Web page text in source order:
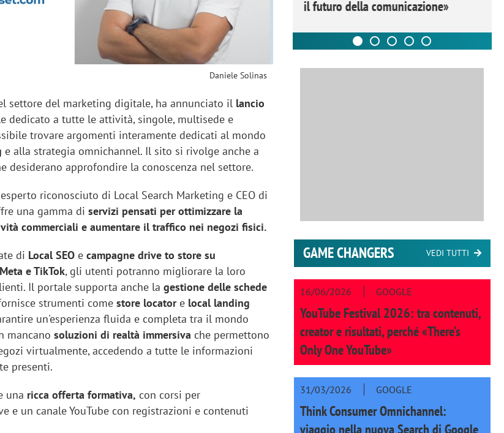
Daniele Solinas
settore del marketing digitale, ha annunciato il lancio
dedicato a tutte le attività, singole, multisede e
trovare argomenti interamente dedicati al mondo
e alla strategia omnichannel. Il sito si rivolge anche a
desiderano approfondire la conoscenza nel settore.
riconosciuto di Local Search Marketing e CEO di
una gamma diservizi pensati per ottimizzare la
commerciali e aumentare il traffico nei negozi fisici.
di Local SEO ecampagne drive to store su
e TikTok, gli utenti potranno migliorare la loro
Il portale supporta anche lagestione delle schede
strumenti come store locatore local landing
un'esperienza fluida e completa tra il mondo
mancanosoluzioni di realtà immersiva che permettono
virtualmente, accedendo a tutte le informazioni
presenti.
una ricca offerta formativa, con corsi per
e un canale YouTube con registrazioni e contenuti
"spreco di relazioni"
il futuro della comunicazione»
GAME CHANGERS VEDI TUTTI
16/06/2026 GOOGLE
YouTube Festival 2026: tra contenuti,
creator e risultati, perché «There’s
Only One YouTube»
31/03/2026 GOOGLE
Think Consumer Omnichannel:
viaggio nella nuova Search di Google